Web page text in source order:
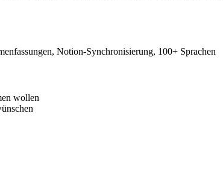
Notion-Synchronisierung, 100+ Sprachen
wollen